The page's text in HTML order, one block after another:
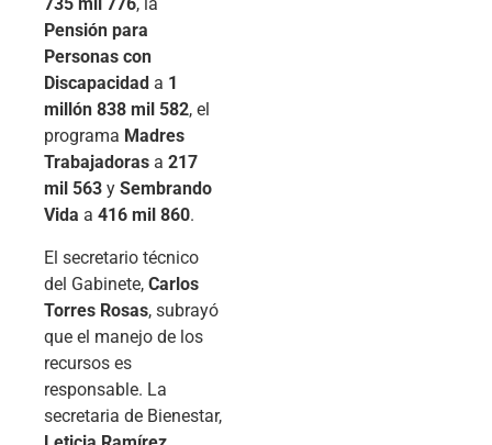
735 mil 776, la
Pensión para
Personas con
Discapacidad a 1
millón 838 mil 582, el
programa Madres
Trabajadoras a 217
mil 563 y Sembrando
Vida a 416 mil 860.
El secretario técnico
del Gabinete, Carlos
Torres Rosas, subrayó
que el manejo de los
recursos es
responsable. La
secretaria de Bienestar,